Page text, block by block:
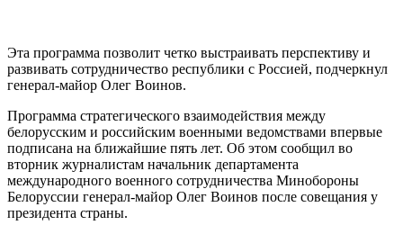
Эта программа позволит четко выстраивать перспективу и
развивать сотрудничество республики с Россией, подчеркнул
генерал-майор Олег Воинов.
Программа стратегического взаимодействия между
белорусским и российским военными ведомствами впервые
подписана на ближайшие пять лет. Об этом сообщил во
вторник журналистам начальник департамента
международного военного сотрудничества Минобороны
Белоруссии генерал-майор Олег Воинов после совещания у
президента страны.